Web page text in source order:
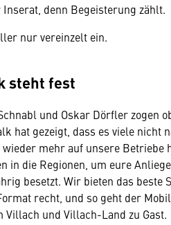
denn Begeisterung zählt.
nur vereinzelt ein.
steht fest
und Oskar Dörfler zogen
hat gezeigt, dass es viele nicht
mehr auf unsere Betriebe
in die Regionen, um eure
besetzt. Wir bieten das beste
recht, und so geht der
und Villach-Land zu Gast.